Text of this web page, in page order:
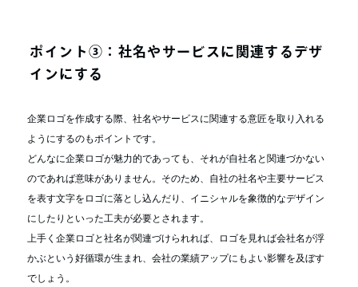
ポイント③：社名やサービスに関連するデザ
インにする
企業ロゴを作成する際、社名やサービスに関連する意匠を取り入れる
ようにするのもポイントです。
どんなに企業ロゴが魅力的であっても、それが自社名と関連づかない
のであれば意味がありません。そのため、自社の社名や主要サービス
を表す文字をロゴに落とし込んだり、イニシャルを象徴的なデザイン
にしたりといった工夫が必要とされます。
上手く企業ロゴと社名が関連づけられれば、ロゴを見れば会社名が浮
かぶという好循環が生まれ、会社の業績アップにもよい影響を及ぼす
でしょう。